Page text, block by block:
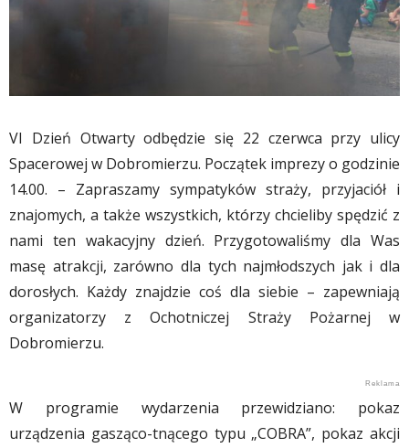
VI Dzień Otwarty odbędzie się 22 czerwca przy ulicy
Spacerowej w Dobromierzu. Początek imprezy o godzinie
14.00. – Zapraszamy sympatyków straży, przyjaciół i
znajomych, a także wszystkich, którzy chcieliby spędzić z
nami ten wakacyjny dzień. Przygotowaliśmy dla Was
masę atrakcji, zarówno dla tych najmłodszych jak i dla
dorosłych. Każdy znajdzie coś dla siebie – zapewniają
organizatorzy z Ochotniczej Straży Pożarnej w
Dobromierzu.
W programie wydarzenia przewidziano: pokaz
urządzenia gasząco-tnącego typu „COBRA”, pokaz akcji